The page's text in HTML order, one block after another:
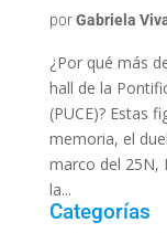
porGabriela
¿Por qué más
hall de la
(PUCE)? Estas
memoria, el
marco del 25N,
la...
Categorías